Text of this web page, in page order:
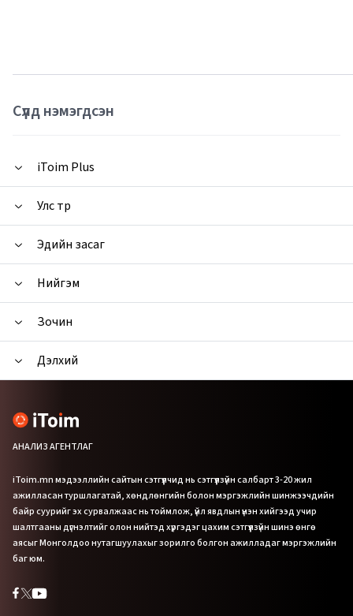
Сүүлд нэмэгдсэн
iToim Plus
Улс төр
Эдийн засаг
Нийгэм
Зочин
Дэлхий
АНАЛИЗ АГЕНТЛАГ
iToim.mn мэдээллийн сайтын сэтгүүлчид нь сэтгүүлзүйн салбарт 3-20 жил
ажилласан туршлагатай, хөндлөнгийн болон мэргэжлийн шинжээчдийн
байр суурийг эх сурвалжаас нь тоймлож, үйл явдлын үнэн хийгээд учир
шалтгааны дүгнэлтийг олон нийтэд хүргэдэг цахим сэтгүүлзүйн шинэ өнгө
аясыг Монголдоо нутагшуулахыг зорилго болгон ажилладаг мэргэжлийн
баг юм.